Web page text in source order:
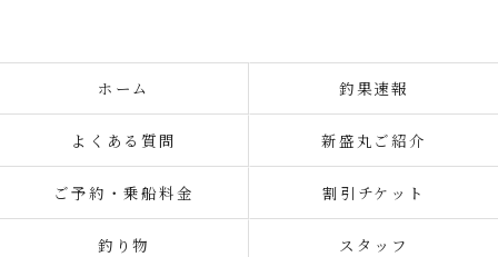
ホーム 釣果速報
よくある質問 新盛丸ご紹介
ご予約・乗船料金 割引チケット
釣り物 スタッフ